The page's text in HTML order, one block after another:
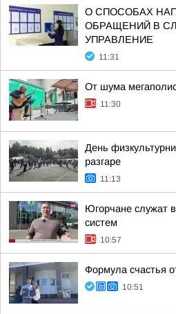
О СПОСОБАХ
ОБРАЩЕНИЙ В
УПРАВЛЕНИЕ
11:31
От шума
11:30
День
разгаре
11:13
Югорчане служат
систем
10:57
Формула счастья
10:51